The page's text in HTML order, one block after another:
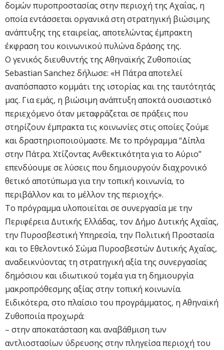
δομών πυροπροστασίας στην περιοχή της Αχαΐας, η
οποία εντάσσεται οργανικά στη στρατηγική βιώσιμης
ανάπτυξης της εταιρείας, αποτελώντας έμπρακτη
έκφραση του κοινωνικού πυλώνα δράσης της.
Ο γενικός διευθυντής της Αθηναϊκής Ζυθοποιίας
Sebastian Sanchez δήλωσε: «Η Πάτρα αποτελεί
αναπόσπαστο κομμάτι της ιστορίας και της ταυτότητάς
μας. Για εμάς, η βιώσιμη ανάπτυξη αποκτά ουσιαστικό
περιεχόμενο όταν μεταφράζεται σε πράξεις που
στηρίζουν έμπρακτα τις κοινωνίες στις οποίες ζούμε
και δραστηριοποιούμαστε. Με το πρόγραμμα “Δίπλα
στην Πάτρα. Χτίζοντας Ανθεκτικότητα για το Αύριο”
επενδύουμε σε λύσεις που δημιουργούν διαχρονικό
θετικό αποτύπωμα για την τοπική κοινωνία, το
περιβάλλον και το μέλλον της περιοχής».
Το πρόγραμμα υλοποιείται σε συνεργασία με την
Περιφέρεια Δυτικής Ελλάδας, τον Δήμο Δυτικής Αχαΐας,
την Πυροσβεστική Υπηρεσία, την Πολιτική Προστασία
και το Εθελοντικό Σώμα Πυροσβεστών Δυτικής Αχαΐας,
αναδεικνύοντας τη στρατηγική αξία της συνεργασίας
δημόσιου και ιδιωτικού τομέα για τη δημιουργία
μακροπρόθεσμης αξίας στην τοπική κοινωνία.
Ειδικότερα, στο πλαίσιο του προγράμματος, η Αθηναϊκή
Ζυθοποιία προχωρά:
– στην αποκατάσταση και αναβάθμιση των
αντλιοστασίων ύδρευσης στην πληγείσα περιοχή του